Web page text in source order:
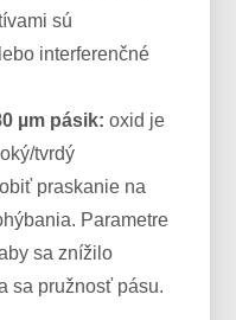
sú
interferenčné
µm pásik: oxid je
tvrdý
praskanie na
Parametre
sa znížilo
sa pružnosť pásu.